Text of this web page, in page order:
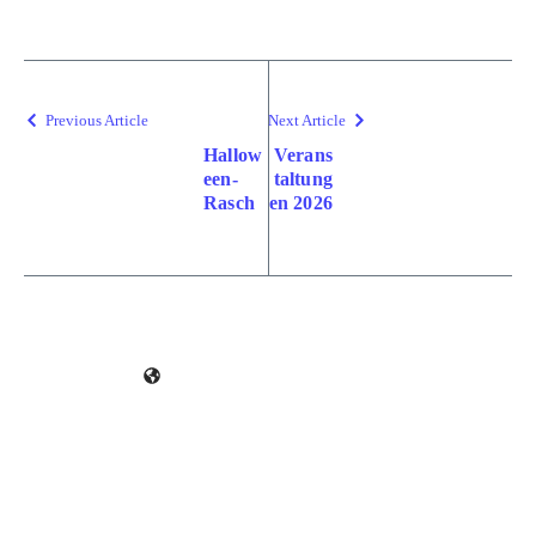
Previous Article
Hallow
een-
Rasch
Next Article
Verans
taltung
en 2026